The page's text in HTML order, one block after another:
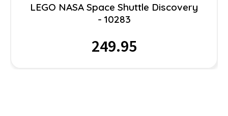
LEGO NASA Space Shuttle Discovery
- 10283
249.95